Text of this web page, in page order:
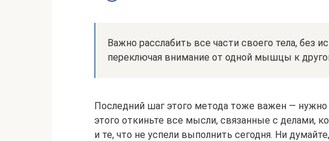
Важно расслабить все части своего тела, без
переключая внимание от одной мышцы к
Последний шаг этого метода тоже важен — нужно
этого откиньте все мысли, связанные с делами,
и те, что не успели выполнить сегодня. Ни